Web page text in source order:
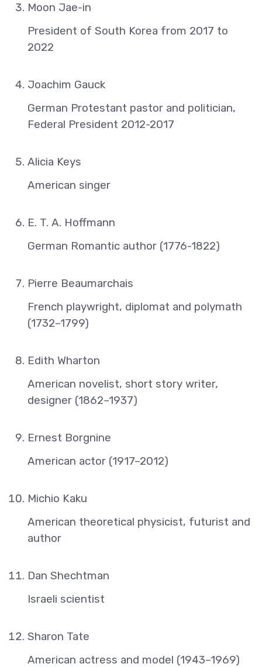
Moon Jae-in
President of South Korea from 2017 to
2022
Joachim Gauck
German Protestant pastor and politician,
Federal President 2012-2017
Alicia Keys
American singer
E. T. A. Hoffmann
German Romantic author (1776-1822)
Pierre Beaumarchais
French playwright, diplomat and polymath
(1732–1799)
Edith Wharton
American novelist, short story writer,
designer (1862–1937)
Ernest Borgnine
American actor (1917–2012)
Michio Kaku
American theoretical physicist, futurist and
author
Dan Shechtman
Israeli scientist
Sharon Tate
American actress and model (1943–1969)